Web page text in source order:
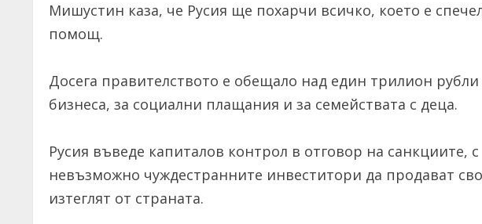
Мишустин каза, че Русия ще похарчи всичко, което е
помощ.
Досега правителството е обещало над един трилион
бизнеса, за социални плащания и за семействата с деца.
Русия въведе капиталов контрол в отговор на санкциите,
невъзможно чуждестранните инвеститори да продават
изтеглят от страната.